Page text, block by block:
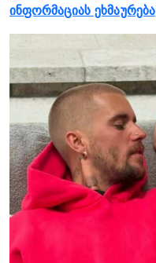
ინფორმაციას ეხმაურება